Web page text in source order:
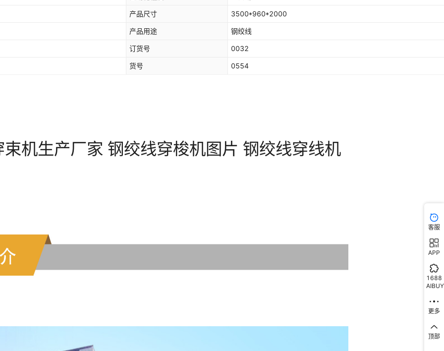
产品尺寸 3500*960*2000
产品用途 钢绞线
订货号 0032
货号 0554
客服
APP
1688
AIBUY
更多
顶部